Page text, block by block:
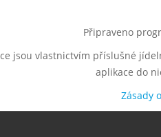
Připraveno
jsou vlastnictvím příslušné
aplikace do
Zásady